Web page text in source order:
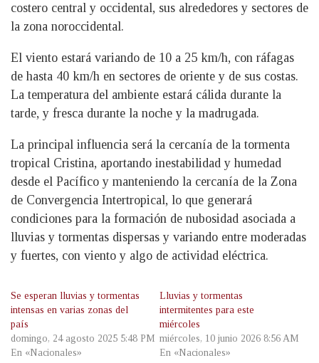
costero central y occidental, sus alrededores y sectores de
la zona noroccidental.
El viento estará variando de 10 a 25 km/h, con ráfagas
de hasta 40 km/h en sectores de oriente y de sus costas.
La temperatura del ambiente estará cálida durante la
tarde, y fresca durante la noche y la madrugada.
La principal influencia será la cercanía de la tormenta
tropical Cristina, aportando inestabilidad y humedad
desde el Pacífico y manteniendo la cercanía de la Zona
de Convergencia Intertropical, lo que generará
condiciones para la formación de nubosidad asociada a
lluvias y tormentas dispersas y variando entre moderadas
y fuertes, con viento y algo de actividad eléctrica.
Se esperan lluvias y tormentas
intensas en varias zonas del
país
domingo, 24 agosto 2025 5:48 PM
En «Nacionales»
Lluvias y tormentas
intermitentes para este
miércoles
miércoles, 10 junio 2026 8:56 AM
En «Nacionales»